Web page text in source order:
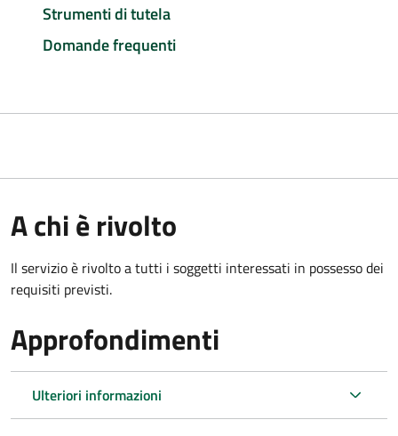
Strumenti di tutela
Domande frequenti
A chi è rivolto
Il servizio è rivolto a tutti i soggetti interessati in possesso dei
requisiti previsti.
Approfondimenti
Ulteriori informazioni